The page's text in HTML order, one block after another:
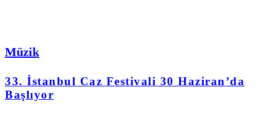
Müzik
33. İstanbul Caz Festivali 30 Haziran’da
Başlıyor